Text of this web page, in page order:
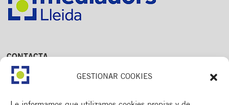
GESTIONAR COOKIES
CONTACTA
Av. Dr. Fleming, 15,
2n. 1a
T. 973 245 133